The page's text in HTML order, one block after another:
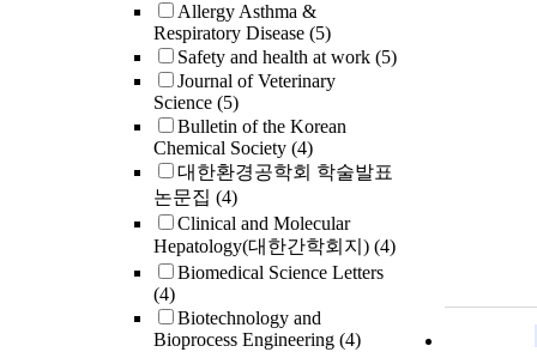
Allergy Asthma &
Respiratory Disease (5)
Safety and health at work (5)
Journal of Veterinary
Science (5)
Bulletin of the Korean
Chemical Society (4)
대한환경공학회 학술발표
논문집 (4)
Clinical and Molecular
Hepatology(대한간학회지) (4)
Biomedical Science Letters
(4)
Biotechnology and
Bioprocess Engineering (4)